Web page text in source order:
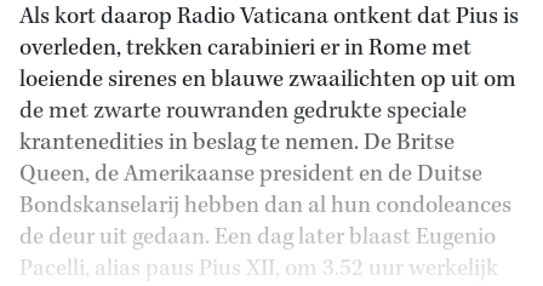
Als kort daarop Radio Vaticana ontkent dat Pius is
overleden, trekken carabinieri er in Rome met
loeiende sirenes en blauwe zwaailichten op uit om
de met zwarte rouwranden gedrukte speciale
krantenedities in beslag te nemen. De Britse
Queen, de Amerikaanse president en de Duitse
Bondskanselarij hebben dan al hun condoleances
de deur uit gedaan. Een dag later blaast Eugenio
Pacelli, alias paus Pius XII, om 3.52 uur werkelijk